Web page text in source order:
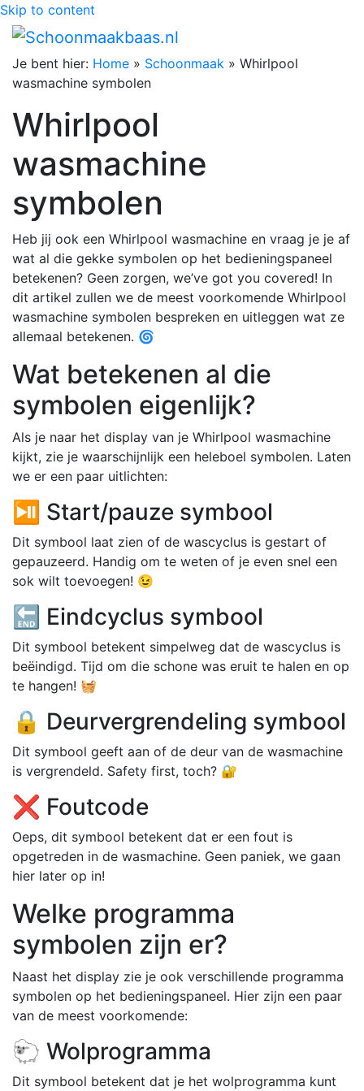
Skip to content
Je bent hier: Home » Schoonmaak » Whirlpool
wasmachine symbolen
Whirlpool
wasmachine
symbolen
Heb jij ook een Whirlpool wasmachine en vraag je je af
wat al die gekke symbolen op het bedieningspaneel
betekenen? Geen zorgen, we’ve got you covered! In
dit artikel zullen we de meest voorkomende Whirlpool
wasmachine symbolen bespreken en uitleggen wat ze
allemaal betekenen. 🌀
Wat betekenen al die
symbolen eigenlijk?
Als je naar het display van je Whirlpool wasmachine
kijkt, zie je waarschijnlijk een heleboel symbolen. Laten
we er een paar uitlichten:
⏯️ Start/pauze symbool
Dit symbool laat zien of de wascyclus is gestart of
gepauzeerd. Handig om te weten of je even snel een
sok wilt toevoegen! 😉
🔚 Eindcyclus symbool
Dit symbool betekent simpelweg dat de wascyclus is
beëindigd. Tijd om die schone was eruit te halen en op
te hangen! 🧺
🔒 Deurvergrendeling symbool
Dit symbool geeft aan of de deur van de wasmachine
is vergrendeld. Safety first, toch? 🔐
❌ Foutcode
Oeps, dit symbool betekent dat er een fout is
opgetreden in de wasmachine. Geen paniek, we gaan
hier later op in!
Welke programma
symbolen zijn er?
Naast het display zie je ook verschillende programma
symbolen op het bedieningspaneel. Hier zijn een paar
van de meest voorkomende:
🐑 Wolprogramma
Dit symbool betekent dat je het wolprogramma kunt